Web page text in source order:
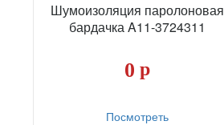
Шумоизоляция паролоновая
бардачка A11-3724311
0 р
Посмотреть